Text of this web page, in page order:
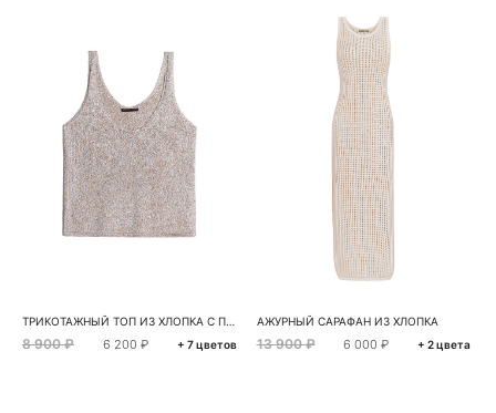
ТРИКОТАЖНЫЙ ТОП ИЗ ХЛОПКА С ПАЙЕТКАМИ
8 900 ₽ 6 200 ₽ + 7 цветов
АЖУРНЫЙ САРАФАН ИЗ ХЛОПКА
13 900 ₽ 6 000 ₽ + 2 цвета